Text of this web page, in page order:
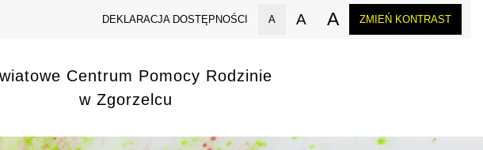
DEKLARACJA DOSTĘPNOŚCI A A A ZMIEŃ KONTRAST
Centrum Pomocy Rodzinie
w Zgorzelcu